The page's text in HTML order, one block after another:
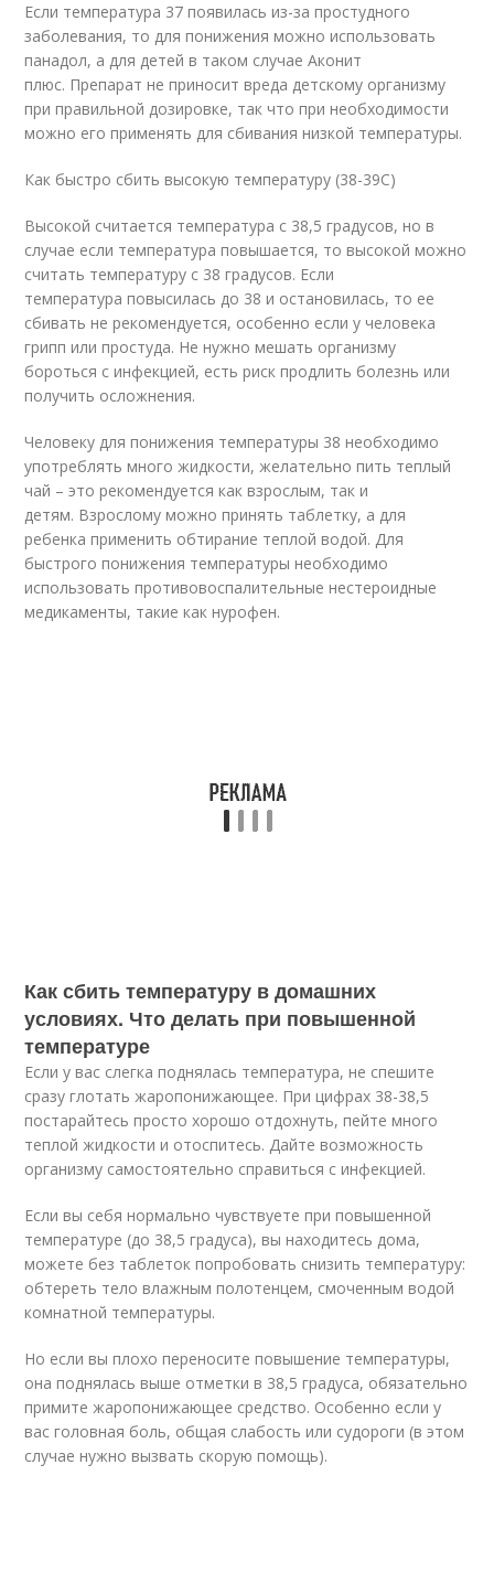
Если температура 37 появилась из-за простудного
заболевания, то для понижения можно использовать
панадол, а для детей в таком случае Аконит
плюс. Препарат не приносит вреда детскому организму
при правильной дозировке, так что при необходимости
можно его применять для сбивания низкой температуры.
Как быстро сбить высокую температуру (38-39С)
Высокой считается температура с 38,5 градусов, но в
случае если температура повышается, то высокой можно
считать температуру с 38 градусов. Если
температура повысилась до 38 и остановилась, то ее
сбивать не рекомендуется, особенно если у человека
грипп или простуда. Не нужно мешать организму
бороться с инфекцией, есть риск продлить болезнь или
получить осложнения.
Человеку для понижения температуры 38 необходимо
употреблять много жидкости, желательно пить теплый
чай – это рекомендуется как взрослым, так и
детям. Взрослому можно принять таблетку, а для
ребенка применить обтирание теплой водой. Для
быстрого понижения температуры необходимо
использовать противовоспалительные нестероидные
медикаменты, такие как нурофен.
Как сбить температуру в домашних
условиях. Что делать при повышенной
температуре
Если у вас слегка поднялась температура, не спешите
сразу глотать жаропонижающее. При цифрах 38-38,5
постарайтесь просто хорошо отдохнуть, пейте много
теплой жидкости и отоспитесь. Дайте возможность
организму самостоятельно справиться с инфекцией.
Если вы себя нормально чувствуете при повышенной
температуре (до 38,5 градуса), вы находитесь дома,
можете без таблеток попробовать снизить температуру:
обтереть тело влажным полотенцем, смоченным водой
комнатной температуры.
Но если вы плохо переносите повышение температуры,
она поднялась выше отметки в 38,5 градуса, обязательно
примите жаропонижающее средство. Особенно если у
вас головная боль, общая слабость или судороги (в этом
случае нужно вызвать скорую помощь).